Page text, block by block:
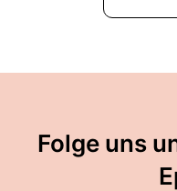
Folge uns